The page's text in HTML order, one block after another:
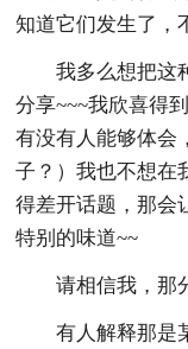
知道它们发生了，
我多么想把这
分享~~~我欣喜得
有没有人能够体
子？）我也不想在
得差开话题，那会
特别的味道~~
请相信我，那
有人解释那是